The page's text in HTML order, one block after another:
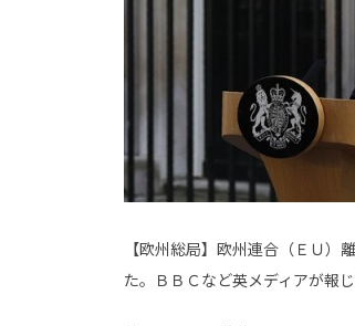
【欧州総局】欧州連合（ＥＵ）
た。ＢＢＣなど英メディアが報じ